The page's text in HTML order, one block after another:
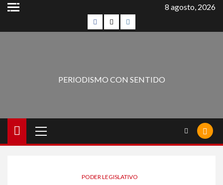
8 agosto, 2026
PERIODISMO CON SENTIDO
PODER LEGISLATIVO